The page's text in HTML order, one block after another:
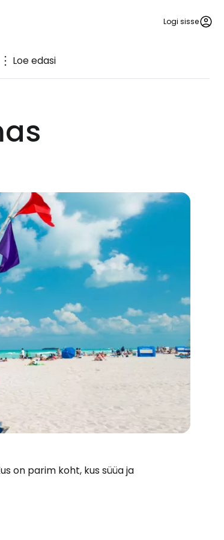
Logi sisse
Loe edasi
on parim koht, kus süüa ja